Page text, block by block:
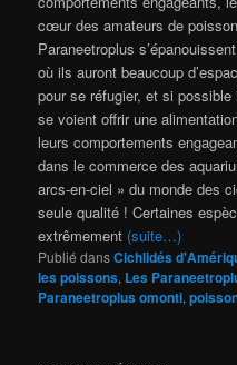
cœur des amateurs de
Paraneetroplus
où ils auront beaucoup
pour se réfugier, et si possible
se voient offrir une
leurs comportements
dans le commerce des
arcs-en-ciel » du monde des
seule qualité ! Certaines
extrêmement (suite…)
Publié dansCichlidés
les poissons, Les
Paraneetroplus omonti,